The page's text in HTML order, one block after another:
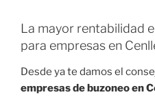
La mayor rentabilidad
para empresas en
Desde ya te damos el
empresas de buzoneo en